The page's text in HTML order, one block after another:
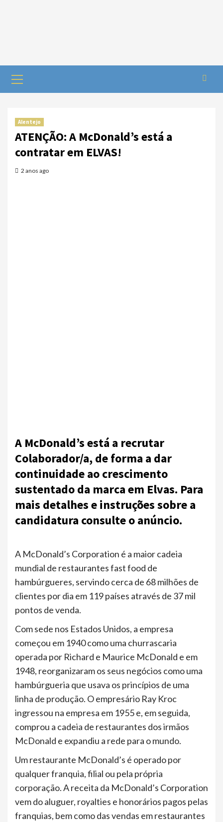
Alentejo
ATENÇÃO: A McDonald’s está a
contratar em ELVAS!
2 anos ago
A McDonald’s está a recrutar
Colaborador/a, de forma a dar
continuidade ao crescimento
sustentado da marca em Elvas. Para
mais detalhes e instruções sobre a
candidatura consulte o anúncio.
A McDonald’s Corporation é a maior cadeia
mundial de restaurantes fast food de
hambúrgueres, servindo cerca de 68 milhões de
clientes por dia em 119 países através de 37 mil
pontos de venda.
Com sede nos Estados Unidos, a empresa
começou em 1940 como uma churrascaria
operada por Richard e Maurice McDonald e em
1948, reorganizaram os seus negócios como uma
hambúrgueria que usava os princípios de uma
linha de produção. O empresário Ray Kroc
ingressou na empresa em 1955 e, em seguida,
comprou a cadeia de restaurantes dos irmãos
McDonald e expandiu a rede para o mundo.
Um restaurante McDonald’s é operado por
qualquer franquia, filial ou pela própria
corporação. A receita da McDonald’s Corporation
vem do aluguer, royalties e honorários pagos pelas
franquias, bem como das vendas em restaurantes